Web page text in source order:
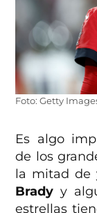
Foto: Getty
Es algo
de los
la mitad de
Brady y
estrellas